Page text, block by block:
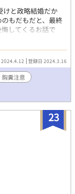
けと政略結婚だか
もだもだと、最終
してくるお話で
話にするはずが、
2024.4.12 登録日 2024.3.16
胸糞注意
23